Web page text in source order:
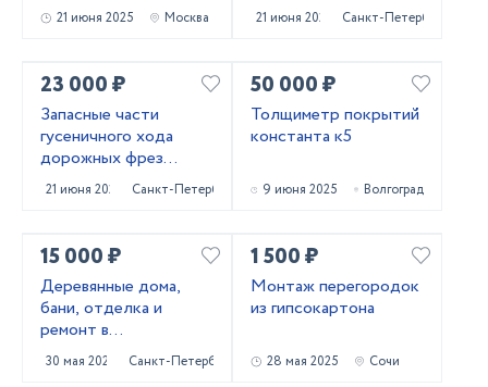
21 июня 2025 Москва 21 июня 2025 Санкт-Петербург
23 000 ₽
Запасные части
гусеничного хода
дорожных фрез
Caterpillar PM620
21 июня 2025 Санкт-Петербург
50 000 ₽
Толщиметр покрытий
константа к5
9 июня 2025 Волгоград
15 000 ₽
Деревянные дома,
бани, отделка и
ремонт в
Приозерском и
Выборгском районах
30 мая 2025 Санкт-Петербург
1 500 ₽
Монтаж перегородок
из гипсокартона
28 мая 2025 Сочи